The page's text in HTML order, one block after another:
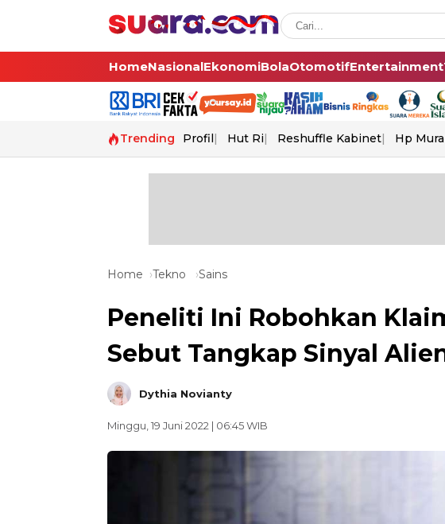
HomeNasionalEkonomiBolaOtomotifEntertainment
Trending Profil Hut Ri Reshuffle Kabinet Hp
Home Tekno Sains
Peneliti Ini Robohkan
Sebut Tangkap Sinyal
Dythia Novianty
Minggu, 19 Juni 2022 | 06:45 WIB